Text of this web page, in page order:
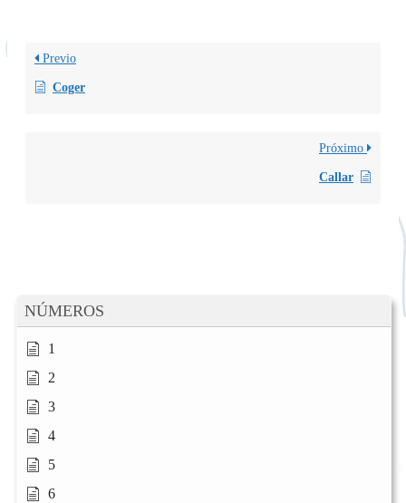
NÚMEROS
1
2
3
4
5
6
Previo
Coger
Próximo
Callar